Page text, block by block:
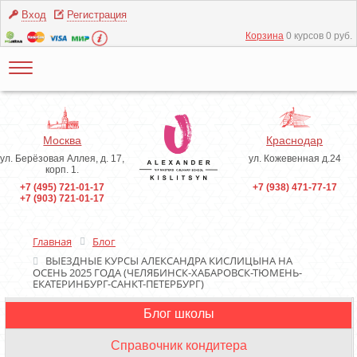
Вход Регистрация
Корзина 0 курсов 0 руб.
Москва
ул. Берёзовая Аллея, д. 17,
корп. 1.
+7 (495) 721-01-17
+7 (903) 721-01-17
Краснодар
ул. Кожевенная д.24
+7 (938) 471-77-17
Главная
Блог
ВЫЕЗДНЫЕ КУРСЫ АЛЕКСАНДРА КИСЛИЦЫНА НА
ОСЕНЬ 2025 ГОДА (ЧЕЛЯБИНСК-ХАБАРОВСК-ТЮМЕНЬ-
ЕКАТЕРИНБУРГ-САНКТ-ПЕТЕРБУРГ)
Блог школы
Справочник кондитера
Инструменты
Ингредиенты